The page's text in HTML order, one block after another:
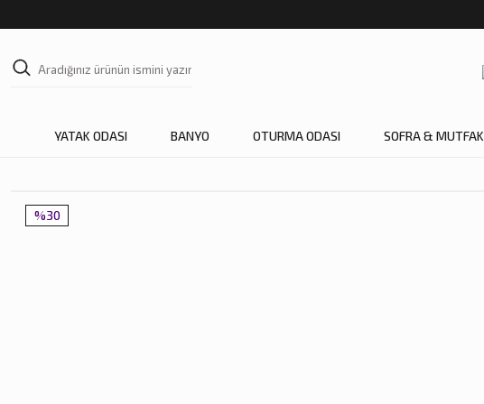
YATAK ODASI BANYO OTURMA ODASI SOFRA & MUTFAK
%30